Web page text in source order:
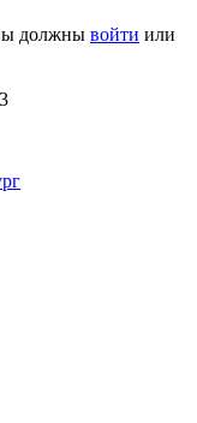
должны войти или